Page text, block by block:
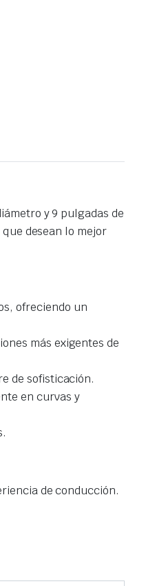
y 9 pulgadas de
desean lo mejor
ofreciendo un
más exigentes de
de sofisticación.
en curvas y
de conducción.